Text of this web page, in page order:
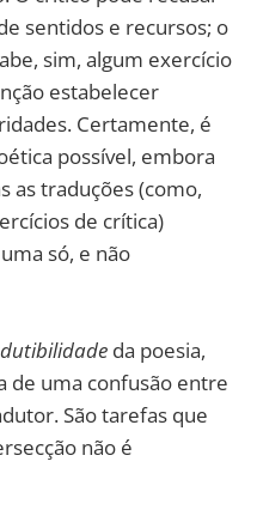
sentidos e recursos; o
sim, algum exercício
estabelecer
Certamente, é
possível, embora
as traduções (como,
de crítica)
só, e não
da poesia,
de uma confusão entre
São tarefas que
não é